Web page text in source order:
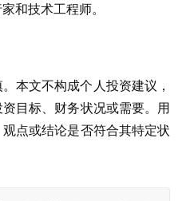
和技术工程师。
本文不构成个人投资建议，
目标、财务状况或需要。用
点或结论是否符合其特定状